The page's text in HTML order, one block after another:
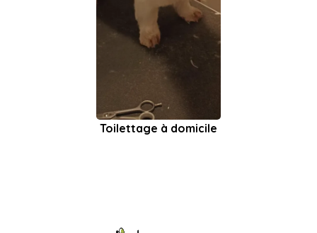
Toilettage à domicile